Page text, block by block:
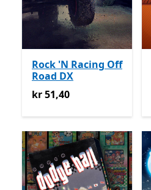
Rock 'N Racing Off
Road DX
kr 51,40
kr 51,40